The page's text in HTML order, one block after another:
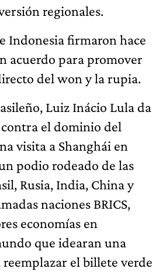
regionales.
Indonesia firmaron hace
acuerdo para promover
del won y la rupia.
Luiz Inácio Lula da
el dominio del
visita a Shanghái en
podio rodeado de las
Rusia, India, China y
naciones BRICS,
economías en
que idearan una
el billete verde